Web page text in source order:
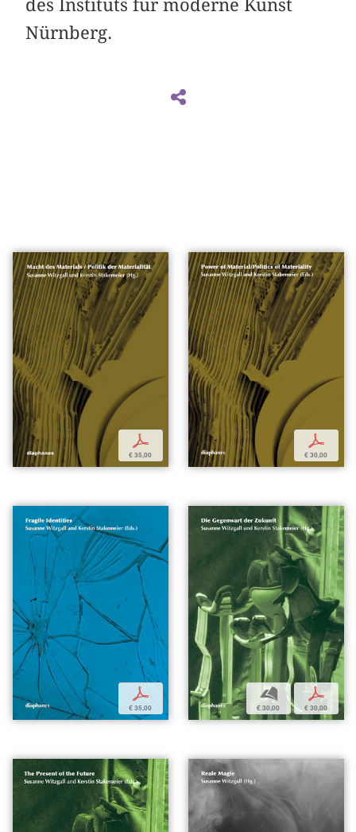
des Instituts für moderne Kunst
Nürnberg.
p
€ 35,00
p
€ 30,00
p
€ 35,00
b
€ 30,00
p
€ 30,00